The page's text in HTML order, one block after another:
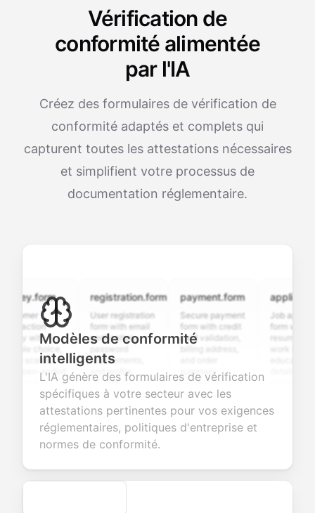
Vérification de
conformité alimentée
par l'IA
Créez des formulaires de vérification de
conformité adaptés et complets qui
capturent toutes les attestations nécessaires
et simplifient votre processus de
documentation réglementaire.
with
ended
valuable
or
registration.form
User registration
form with email
verification,
requirements,
and profile
information
fields for
seamless
account
creation.
payment.form
Secure payment
form with credit
card validation,
summary
integration for
smooth e-
transactions.
Job application
form with
resume upload,
custom
efficient
candidate
Modèles de conformité
intelligents
L'IA génère des formulaires de vérification
spécifiques à votre secteur avec les
attestations pertinentes pour vos exigences
réglementaires, politiques d'entreprise et
normes de conformité.
Secure